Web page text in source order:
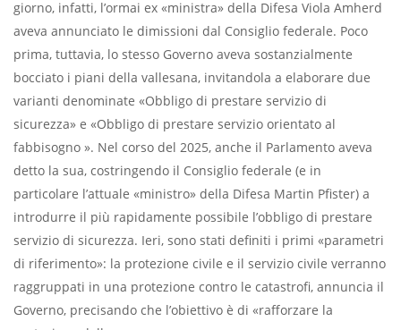
giorno, infatti, l’ormai ex «ministra» della Difesa Viola Amherd
aveva annunciato le dimissioni dal Consiglio federale. Poco
prima, tuttavia, lo stesso Governo aveva sostanzialmente
bocciato i piani della vallesana, invitandola a elaborare due
varianti denominate «Obbligo di prestare servizio di
sicurezza» e «Obbligo di prestare servizio orientato al
fabbisogno ». Nel corso del 2025, anche il Parlamento aveva
detto la sua, costringendo il Consiglio federale (e in
particolare l’attuale «ministro» della Difesa Martin Pfister) a
introdurre il più rapidamente possibile l’obbligo di prestare
servizio di sicurezza. Ieri, sono stati definiti i primi «parametri
di riferimento»: la protezione civile e il servizio civile verranno
raggruppati in una protezione contro le catastrofi, annuncia il
Governo, precisando che l’obiettivo è di «rafforzare la